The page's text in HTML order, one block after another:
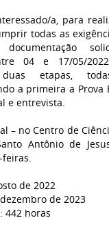
a, para
todas as
04 e 17/05/
etapas,
a primeira a Prova
e entrevista.
– no Centro de
Antônio de
feiras.
de 2022
de 2023
442 horas